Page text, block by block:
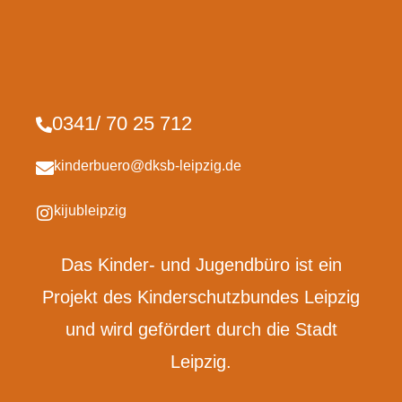
0341/ 70 25 712
kinderbuero@dksb-leipzig.de
kijubleipzig
Das Kinder- und Jugendbüro ist ein
Projekt des Kinderschutzbundes Leipzig
und wird gefördert durch die Stadt
Leipzig.